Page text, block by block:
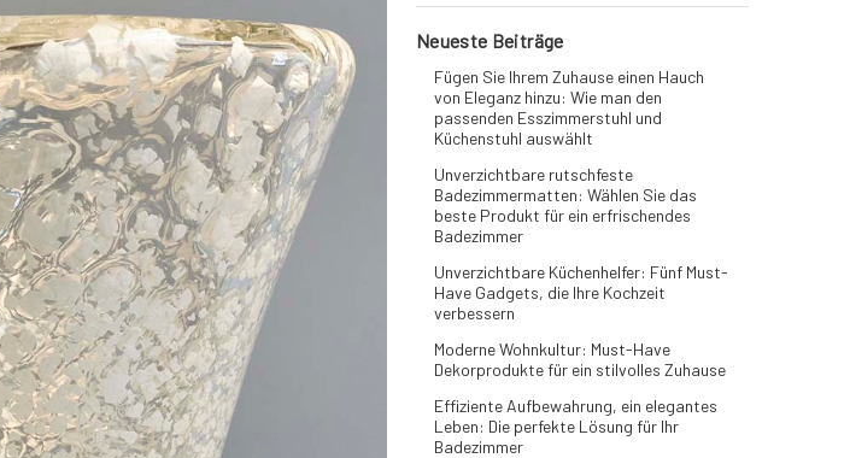
Neueste Beiträge
Fügen Sie Ihrem Zuhause einen Hauch
von Eleganz hinzu: Wie man den
passenden Esszimmerstuhl und
Küchenstuhl auswählt
Unverzichtbare rutschfeste
Badezimmermatten: Wählen Sie das
beste Produkt für ein erfrischendes
Badezimmer
Unverzichtbare Küchenhelfer: Fünf Must-
Have Gadgets, die Ihre Kochzeit
verbessern
Moderne Wohnkultur: Must-Have
Dekorprodukte für ein stilvolles Zuhause
Effiziente Aufbewahrung, ein elegantes
Leben: Die perfekte Lösung für Ihr
Badezimmer